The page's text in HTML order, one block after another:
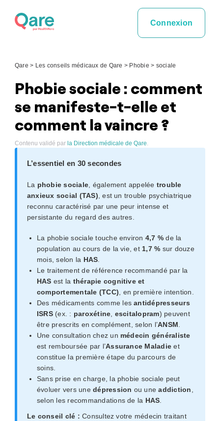
Connexion
Qare > Les conseils médicaux de Qare > Phobie > sociale
Phobie sociale : comment
se manifeste-t-elle et
comment la vaincre ?
Contenu validé par la Direction médicale de Qare.
L’essentiel en 30 secondes
La phobie sociale , également appelée trouble
anxieux social (TAS) , est un trouble psychiatrique
reconnu caractérisé par une peur intense et
persistante du regard des autres.
La phobie sociale touche environ 4,7 % de la
population au cours de la vie, et 1,7 % sur douze
mois, selon la HAS
Le traitement de référence recommandé par la
HAS est la thérapie cognitive et
comportementale (TCC) , en première intention.
Des médicaments comme lesantidépresseurs
ISRS(ex. : paroxétine escitalopram) peuvent
être prescrits en complément, selon l’ANSM
Une consultation chez un médecin généraliste
est remboursée par l’Assurance Maladie et
constitue la première étape du parcours de
soins.
Sans prise en charge, la phobie sociale peut
évoluer vers unedépression ou uneaddiction
selon les recommandations de la HAS
Le conseil clé : Consultez votre médecin traitant